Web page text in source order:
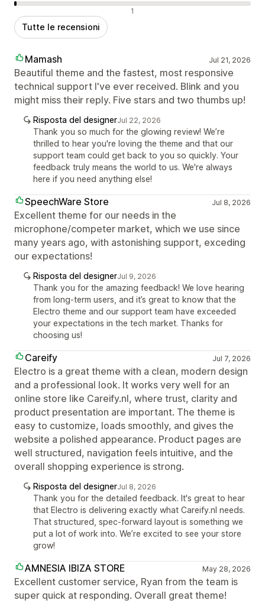
Recensioni negative 1
Tutte le recensioni
Mamash Jul 21, 2026
Beautiful theme and the fastest, most responsive
technical support I've ever received. Blink and you
might miss their reply. Five stars and two thumbs up!
Risposta del designerJul 22, 2026
Thank you so much for the glowing review! We’re
thrilled to hear you're loving the theme and that our
support team could get back to you so quickly. Your
feedback truly means the world to us. We're always
here if you need anything else!
SpeechWare Store Jul 8, 2026
Excellent theme for our needs in the
microphone/competer market, which we use since
many years ago, with astonishing support, exceding
our expectations!
Risposta del designerJul 9, 2026
Thank you for the amazing feedback! We love hearing
from long-term users, and it’s great to know that the
Electro theme and our support team have exceeded
your expectations in the tech market. Thanks for
choosing us!
Careify Jul 7, 2026
Electro is a great theme with a clean, modern design
and a professional look. It works very well for an
online store like Careify.nl, where trust, clarity and
product presentation are important. The theme is
easy to customize, loads smoothly, and gives the
website a polished appearance. Product pages are
well structured, navigation feels intuitive, and the
overall shopping experience is strong.
Risposta del designerJul 8, 2026
Thank you for the detailed feedback. It's great to hear
that Electro is delivering exactly what Careify.nl needs.
That structured, spec-forward layout is something we
put a lot of work into. We’re excited to see your store
grow!
AMNESIA IBIZA STORE May 28, 2026
Excellent customer service, Ryan from the team is
super quick at responding. Overall great theme!